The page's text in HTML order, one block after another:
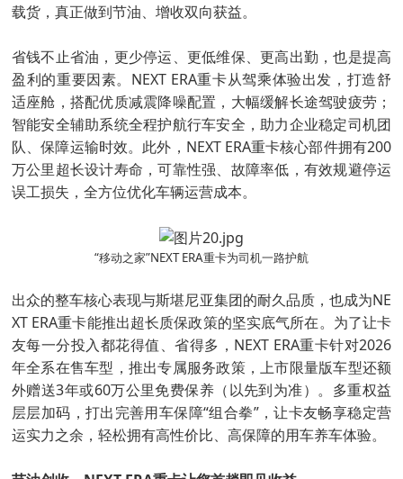
载货，真正做到节油、增收双向获益。
省钱不止省油，更少停运、更低维保、更高出勤，也是提高
盈利的重要因素。NEXT ERA重卡从驾乘体验出发，打造舒
适座舱，搭配优质减震降噪配置，大幅缓解长途驾驶疲劳；
智能安全辅助系统全程护航行车安全，助力企业稳定司机团
队、保障运输时效。此外，NEXT ERA重卡核心部件拥有200
万公里超长设计寿命，可靠性强、故障率低，有效规避停运
误工损失，全方位优化车辆运营成本。
“移动之家”NEXT ERA重卡为司机一路护航
出众的整车核心表现与斯堪尼亚集团的耐久品质，也成为NE
XT ERA重卡能推出超长质保政策的坚实底气所在。为了让卡
友每一分投入都花得值、省得多，NEXT ERA重卡针对2026
年全系在售车型，推出专属服务政策，上市限量版车型还额
外赠送3年或60万公里免费保养（以先到为准）。多重权益
层层加码，打出完善用车保障“组合拳”，让卡友畅享稳定营
运实力之余，轻松拥有高性价比、高保障的用车养车体验。